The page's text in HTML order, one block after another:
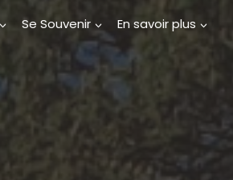
Se Souvenir En savoir plus